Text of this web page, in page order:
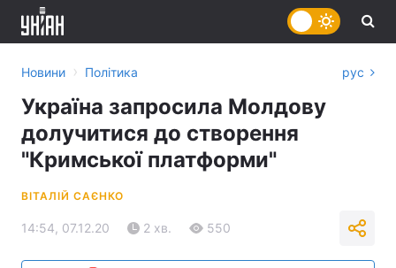
Новини › Політика рус
Україна запросила Молдову
долучитися до створення
"Кримської платформи"
ВІТАЛІЙ САЄНКО
14:54, 07.12.20 2 хв. 550